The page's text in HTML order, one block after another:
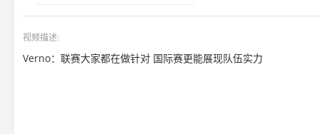
视频描述:
Verno：联赛大家都在做针对 国际赛更能展现队伍实力